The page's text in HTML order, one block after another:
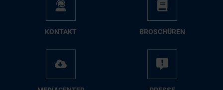
KON­TAKT BRO­SCHÜ­REN